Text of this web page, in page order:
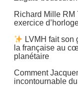
Richard Mille RM
exercice
LVMH fait son
la française au
planétaire
Comment
incontournable